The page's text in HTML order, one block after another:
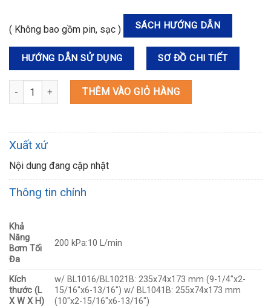
( Không bao gồm pin, sạc ) SÁCH HƯỚNG DẪN
HƯỚNG DẪN SỬ DỤNG SƠ ĐỒ CHI TIẾT
MP100DZ MÁY BƠM HƠI DÙNG PIN(12V MAX) số lượng
THÊM VÀO GIỎ HÀNG
Xuất xứ
Nội dung đang cập nhật
Thông tin chính
Khả
Năng
Bơm Tối
Đa
200 kPa:10 L/min
Kích
thước (L
X W X H)
w/ BL1016/BL1021B: 235x74x173 mm (9-1/4″x2-
15/16″x6-13/16″) w/ BL1041B: 255x74x173 mm
(10″x2-15/16″x6-13/16″)